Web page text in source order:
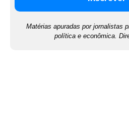
Matérias apuradas por jornalistas
política e econômica.